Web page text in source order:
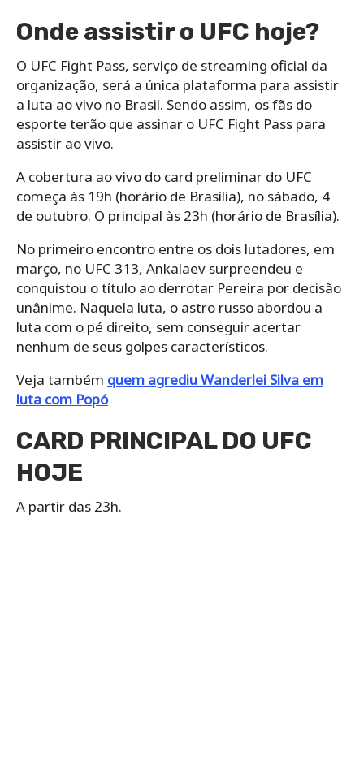
Onde assistir o UFC hoje?
O UFC Fight Pass, serviço de streaming oficial da
organização, será a única plataforma para assistir
a luta ao vivo no Brasil. Sendo assim, os fãs do
esporte terão que assinar o UFC Fight Pass para
assistir ao vivo.
A cobertura ao vivo do card preliminar do UFC
começa às 19h (horário de Brasília), no sábado, 4
de outubro. O principal às 23h (horário de Brasília).
No primeiro encontro entre os dois lutadores, em
março, no UFC 313, Ankalaev surpreendeu e
conquistou o título ao derrotar Pereira por decisão
unânime. Naquela luta, o astro russo abordou a
luta com o pé direito, sem conseguir acertar
nenhum de seus golpes característicos.
Veja também quem agrediu Wanderlei Silva em
luta com Popó
CARD PRINCIPAL DO UFC
HOJE
A partir das 23h.